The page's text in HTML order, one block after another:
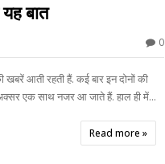
बात
0
आती रहती हैं. कई बार इन दोनों की
एक साथ नजर आ जाते हैं. हाल ही में...
Read more »